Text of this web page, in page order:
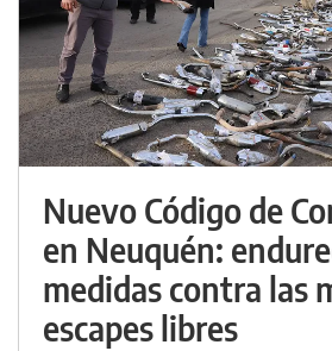
Nuevo Código de
en Neuquén:
medidas contra las
escapes libres